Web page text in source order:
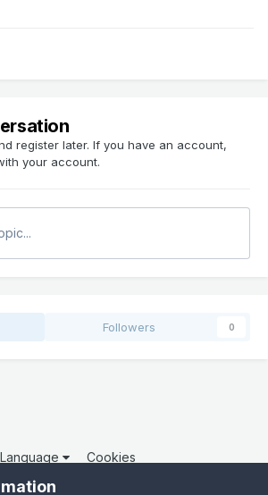
register later. If you have an account,
your account.
Followers 0
Language Cookies
QCOM. Todos os direitos reservados.